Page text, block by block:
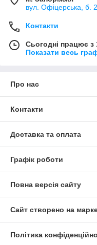
вул. Офіцерська, б.
Контакти
Сьогодні працює з
Показати весь
Про нас
Контакти
Доставка та оплата
Графік роботи
Повна версія сайту
Сайт створено на
Політика